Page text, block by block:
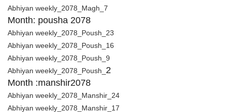
Abhiyan weekly_2078_Magh_7
Month: pousha 2078
Abhiyan weekly_2078_Poush_23
Abhiyan weekly_2078_Poush_16
Abhiyan weekly_2078_Poush_9
Abhiyan weekly_2078_Poush_ 2
Month :manshir2078
Abhiyan weekly_2078_Manshir_24
Abhiyan weekly_2078_Manshir_17